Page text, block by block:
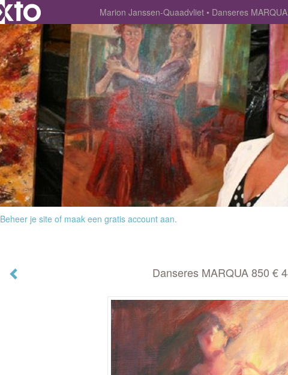
Marion Janssen-Quaadvliet Danseres
Beheer je site of maak een gratis account aan.
Danseres MARQUA 850 €